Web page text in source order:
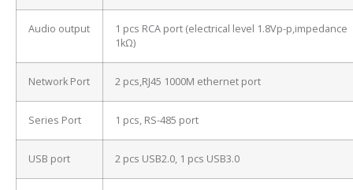
Audio output
1 pcs RCA port (electrical level 1.8Vp-p,impedance
1kΩ)
Network Port 2 pcs,RJ45 1000M ethernet port
Series Port 1 pcs, RS-485 port
USB port 2 pcs USB2.0, 1 pcs USB3.0